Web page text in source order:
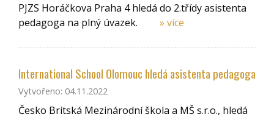
PJZS Horáčkova Praha 4 hledá do 2.třídy asistenta
pedagoga na plný úvazek.
» více
International School Olomouc hledá asistenta pedagoga
Vytvořeno: 04.11.2022
Česko Britská Mezinárodní škola a MŠ s.r.o., hledá